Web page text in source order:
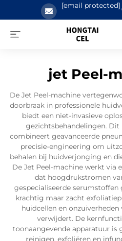
[email protected]
jet Peel-
De Jet Peel-machine
doorbraak in professionele
biedt een niet-invasieve
gezichtsbehandelingen. Dit
combineert geavanceerde
precisie-engineering om
behalen bij huidverjonging en
De Jet Peel-machine werkt via
dat hoogdrukstromen
gespecialiseerde serumstoffen
krachtig maar zacht
huidcellen en
verwijdert. De
toonaangevende apparatuur
reinigen, exfoliëren en